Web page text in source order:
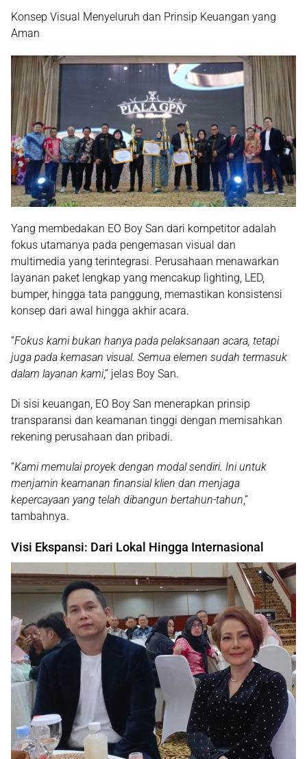
Konsep Visual Menyeluruh dan Prinsip Keuangan yang
Aman
Yang membedakan EO Boy San dari kompetitor adalah
fokus utamanya pada pengemasan visual dan
multimedia yang terintegrasi. Perusahaan menawarkan
layanan paket lengkap yang mencakup lighting, LED,
bumper, hingga tata panggung, memastikan konsistensi
konsep dari awal hingga akhir acara.
“Fokus kami bukan hanya pada pelaksanaan acara, tetapi
juga pada kemasan visual. Semua elemen sudah termasuk
dalam layanan kami,” jelas Boy San.
Di sisi keuangan, EO Boy San menerapkan prinsip
transparansi dan keamanan tinggi dengan memisahkan
rekening perusahaan dan pribadi.
“Kami memulai proyek dengan modal sendiri. Ini untuk
menjamin keamanan finansial klien dan menjaga
kepercayaan yang telah dibangun bertahun-tahun,”
tambahnya.
Visi Ekspansi: Dari Lokal Hingga Internasional